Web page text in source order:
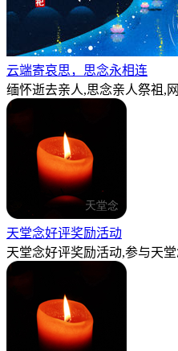
云端寄哀思，思念永相连
缅怀逝去亲人,思念亲人祭祖,
天堂念好评奖励活动
天堂念好评奖励活动,参与天